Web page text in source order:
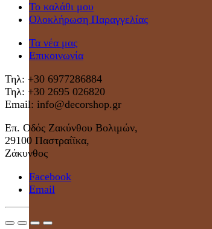
Το καλάθι μου
Ολοκλήρωση Παραγγελίας
Τα νέα μας
Επικοινωνία
Τηλ: +30 6977286884
Τηλ: +30 2695 026820
Email: info@decorshop.gr
Επ. Οδός Ζακύνθου Βολιμών,
29100 Παστραίϊκα,
Ζάκυνθος
Facebook
Email